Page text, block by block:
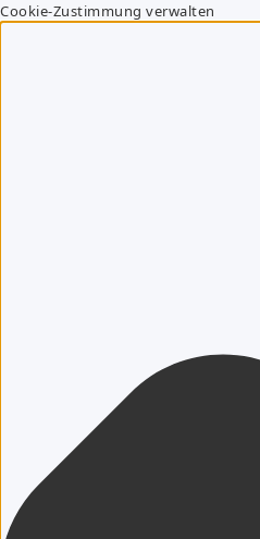
Cookie-Zustimmung verwalten